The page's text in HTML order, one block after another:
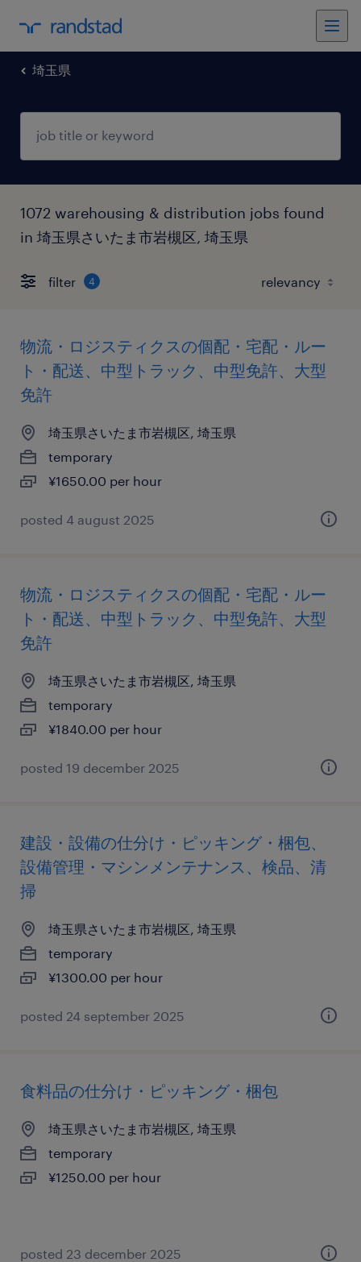
埼玉県
1072 warehousing & distribution jobs found
in 埼玉県さいたま市岩槻区, 埼玉県
filter 4
物流・ロジスティクスの個配・宅配・ルー
ト・配送、中型トラック、中型免許、大型
免許
埼玉県さいたま市岩槻区, 埼玉県
temporary
¥1650.00 per hour
posted 4 august 2025
物流・ロジスティクスの個配・宅配・ルー
ト・配送、中型トラック、中型免許、大型
免許
埼玉県さいたま市岩槻区, 埼玉県
temporary
¥1840.00 per hour
posted 19 december 2025
建設・設備の仕分け・ピッキング・梱包、
設備管理・マシンメンテナンス、検品、清
掃
埼玉県さいたま市岩槻区, 埼玉県
temporary
¥1300.00 per hour
posted 24 september 2025
食料品の仕分け・ピッキング・梱包
埼玉県さいたま市岩槻区, 埼玉県
temporary
¥1250.00 per hour
posted 23 december 2025